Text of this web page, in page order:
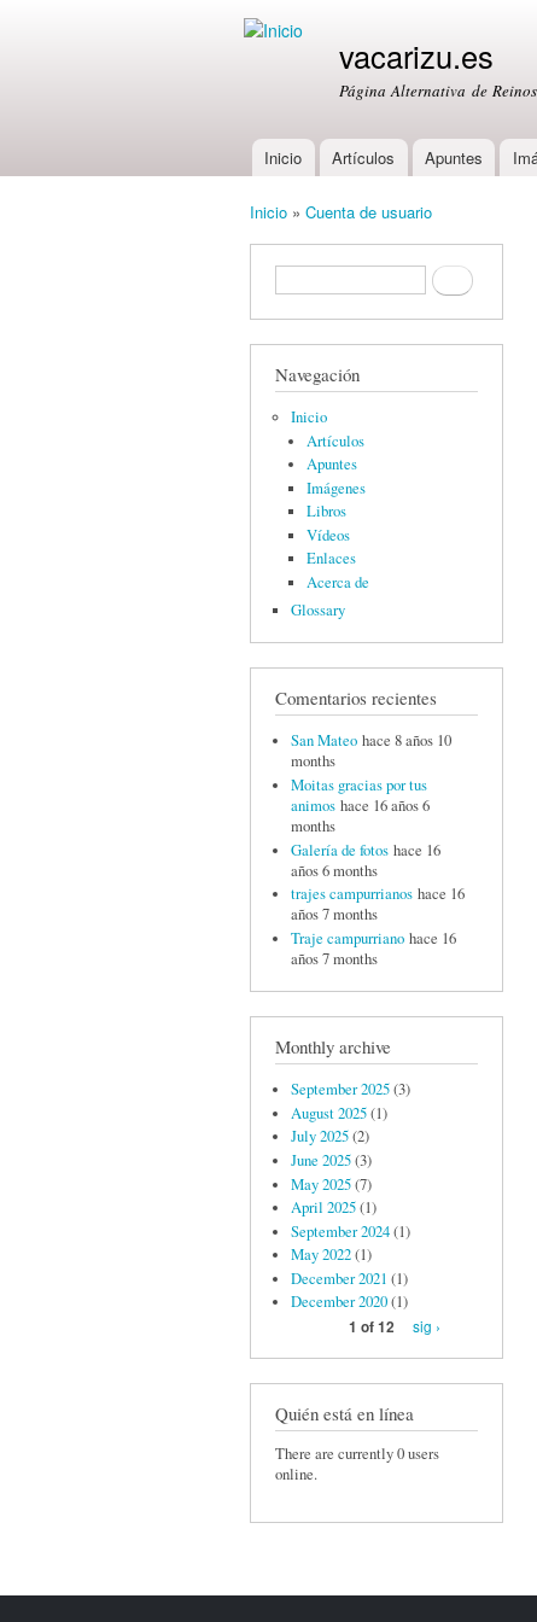
vacarizu.es
Página Alternativa de
Main menu
Inicio Artículos Apuntes
Inicio » Cuenta de usuario
Formulario de búsquedaBuscar
Navegación
Inicio
Artículos
Apuntes
Imágenes
Libros
Vídeos
Enlaces
Acerca de
Glossary
Comentarios recientes
San Mateo hace 8 años 10
months
Moitas gracias por tus
animos hace 16 años 6
months
Galería de fotos hace 16
años 6 months
trajes campurrianos hace 16
años 7 months
Traje campurriano hace 16
años 7 months
Monthly archive
September 2025(3)
August 2025(1)
July 2025(2)
June 2025(3)
May 2025(7)
April 2025(1)
September 2024(1)
May 2022(1)
December 2021 (1)
December 2020(1)
1 of 12
sig ›
Quién está en línea
There are currently 0 users
online.